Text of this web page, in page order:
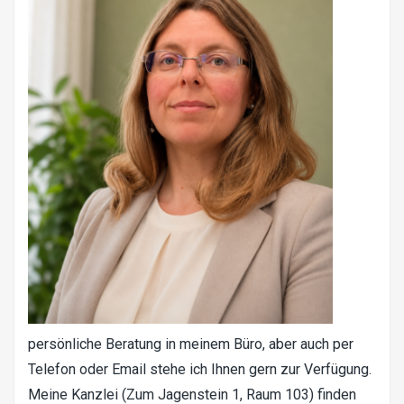
persönliche Beratung in meinem Büro, aber auch per
Telefon oder Email stehe ich Ihnen gern zur Verfügung.
Meine Kanzlei (Zum Jagenstein 1, Raum 103) finden